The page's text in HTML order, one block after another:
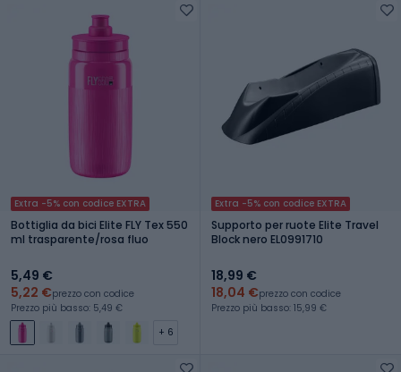
Extra -5% con codice EXTRA
Bottiglia da bici Elite FLY Tex 550
ml trasparente/rosa fluo
5,49 €
5,22 €prezzo con codice
Prezzo più basso: 5,49 €
+ 6
Extra -5% con codice EXTRA
Supporto per ruote Elite Travel
Block nero EL0991710
18,99 €
18,04 €prezzo con codice
Prezzo più basso: 15,99 €